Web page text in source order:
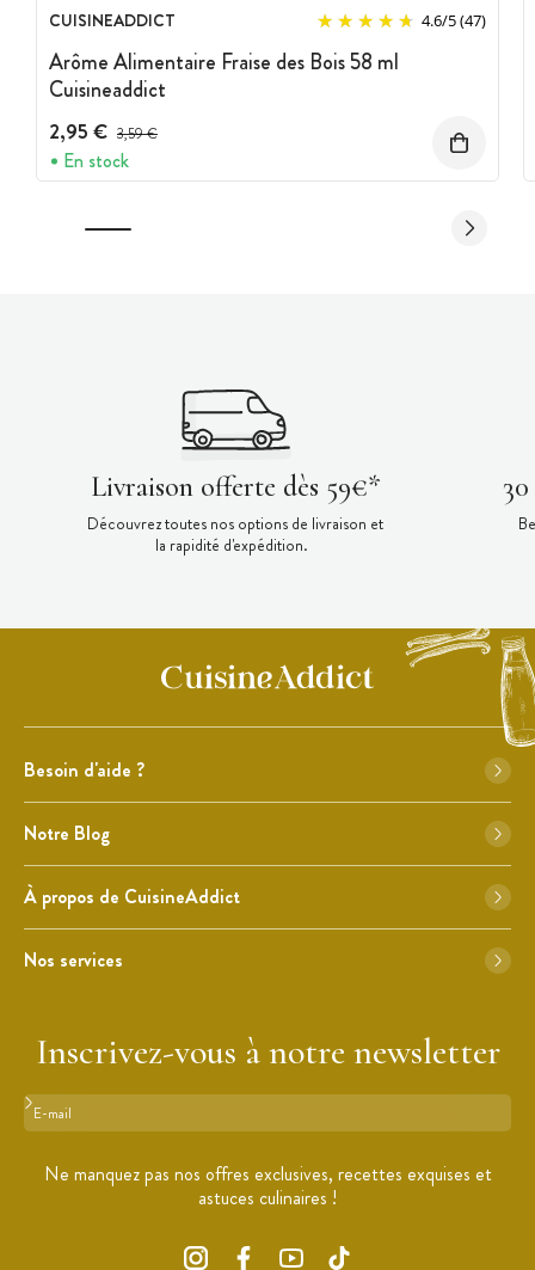
CUISINEADDICT 4.6/5(47)
Arôme Alimentaire Fraise des Bois 58 ml
Cuisineaddict
2,95 € Prix avant réduction :
3,59 €
En stock
Livraison offerte dès 59€*
Découvrez toutes nos options de livraison et
la rapidité d'expédition.
Besoin d'aide ?
Notre Blog
À propos de CuisineAddict
Nos services
Inscrivez-vous à notre newsletter
Format : adresse@email.com
Ne manquez pas nos offres exclusives, recettes exquises et
astuces culinaires !